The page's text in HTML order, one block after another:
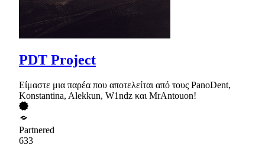
PDT Project
Είμαστε μια παρέα που αποτελείται από τους PanoDent,
Konstantina, Alekkun, W1ndz και MrAntouon!
Partnered
633